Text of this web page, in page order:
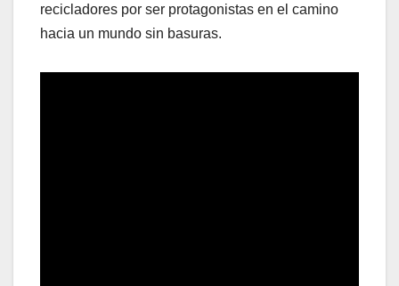
recicladores por ser protagonistas en el camino
hacia un mundo sin basuras.